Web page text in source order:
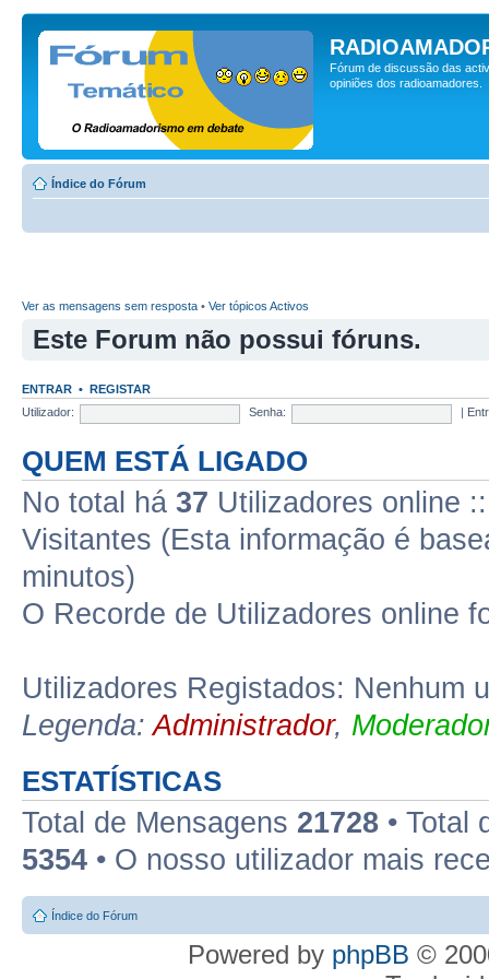
Fórum de discussão das
opiniões dos radioamadores.
Índice do Fórum
Ver as mensagens sem resposta • Ver tópicos Activos
Este Forum não possui fóruns.
ENTRAR • REGISTAR
Utilizador:
Senha:
QUEM ESTÁ LIGADO
No total há 37 Utilizadores online
Visitantes (Esta informação é
minutos)
O Recorde de Utilizadores online
Utilizadores Registados: Nenhum
Legenda:Administrador,
ESTATÍSTICAS
Total de Mensagens 21728 • Total
5354 • O nosso utilizador mais
Índice do Fórum
Powered by phpBB ©